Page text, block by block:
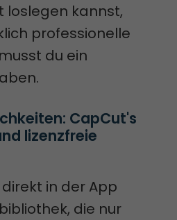
loslegen kannst,
professionelle
du ein
CapCut's
lizenzfreie
in der App
die nur